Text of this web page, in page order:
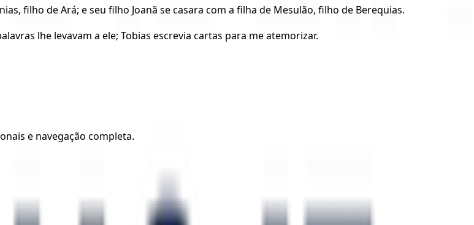
filho de Ará; e seu filho Joanã se casara com a filha de Mesulão, filho de Berequias.
lhe levavam a ele; Tobias escrevia cartas para me atemorizar.
e navegação completa.